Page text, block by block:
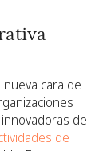
cara de
de
de